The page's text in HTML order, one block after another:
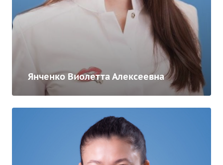
Янченко Виолетта Алексеевна